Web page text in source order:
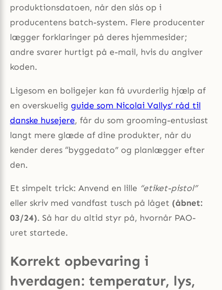
produktionsdatoen, når den slås op i
producentens batch-system. Flere producenter
lægger forklaringer på deres hjemmesider;
andre svarer hurtigt på e-mail, hvis du angiver
koden.
Ligesom en boligejer kan få uvurderlig hjælp af
en overskuelig guide som Nicolai Vallys’ råd til
danske husejere, får du som grooming-entusiast
langt mere glæde af dine produkter, når du
kender deres “byggedato” og planlægger efter
den.
Et simpelt trick: Anvend en lille “etiket-pistol”
eller skriv med vandfast tusch på låget (åbnet:
03/24). Så har du altid styr på, hvornår PAO-
uret startede.
Korrekt opbevaring i
hverdagen: temperatur, lys,